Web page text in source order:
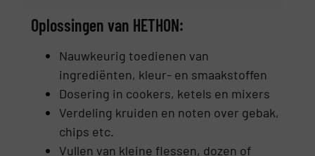
Oplossingen van HETHON:
Nauwkeurig toedienen van
ingrediënten, kleur- en smaakstoffen
Dosering in cookers, ketels en mixers
Verdeling kruiden en noten over gebak,
chips etc.
Vullen van kleine flessen, dozen of